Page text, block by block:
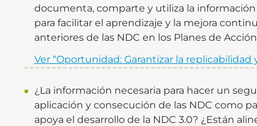
documenta, comparte y utiliza la
para facilitar el aprendizaje y la mejora
anteriores de las NDC en los Planes de
Ver “Oportunidad: Garantizar la replicabilidad
¿La información necesaria para hacer un
aplicación y consecución de las NDC como
apoya el desarrollo de la NDC 3.0? ¿Están